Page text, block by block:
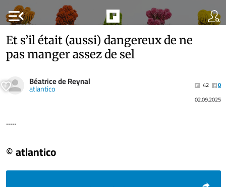
menu_open
Et s’il était (aussi) dangereux de ne
pas manger assez de sel
Béatrice de Reynal
atlantico 42
0
02.09.2025
.....
© atlantico